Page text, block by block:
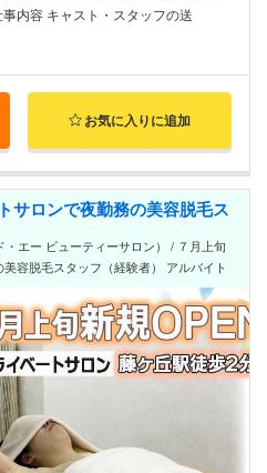
内容 キャスト・スタッフの送
お気に入りに追加
サロンで夜勤務の美容脱毛ス
エー ビューティーサロン） / ７月上旬
容脱毛スタッフ（経験者） アルバイト